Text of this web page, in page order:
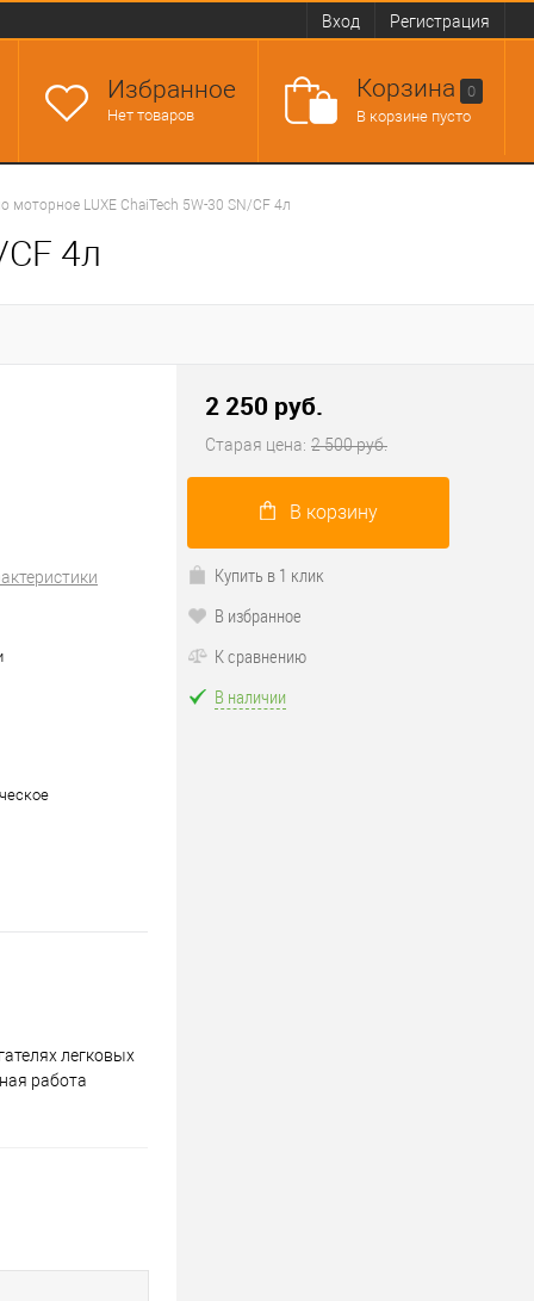
Вход Регистрация
Избранное
Нет товаров
Корзина
0
В корзине пусто
моторное LUXE ChaiTech 5W-30 SN/CF 4л
4л
легковых
работа
2 250 руб.
Старая цена: 2 500 руб.
В корзину
Купить в 1 клик
В избранное
К сравнению
В наличии